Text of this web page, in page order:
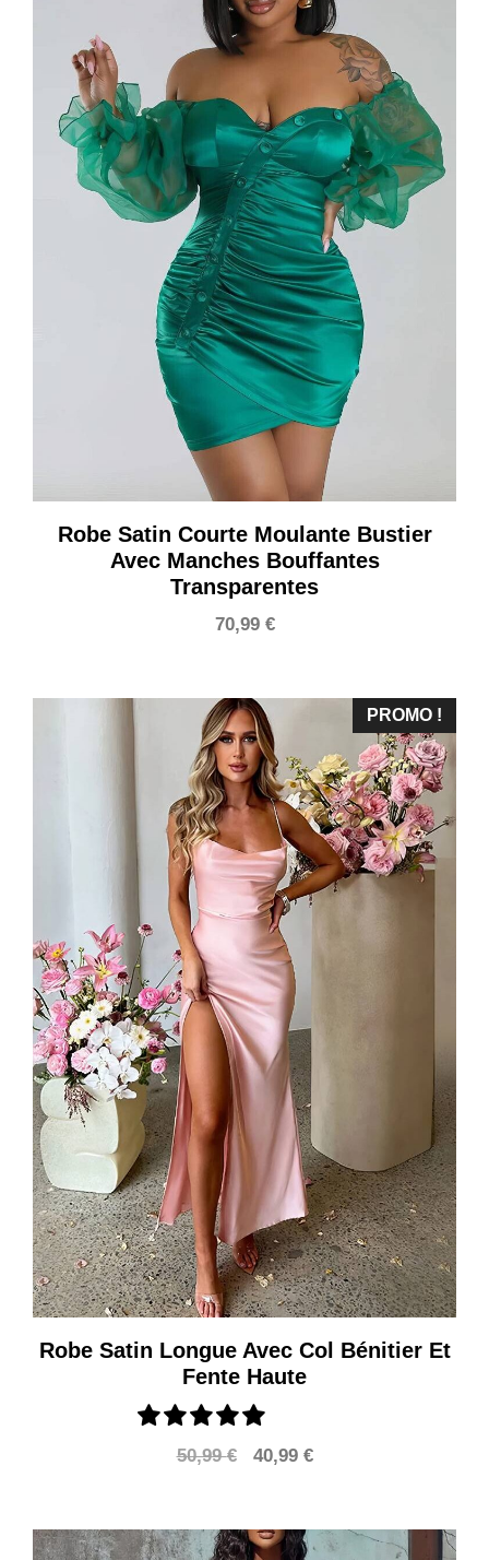
Robe Satin Courte Moulante Bustier
Avec Manches Bouffantes
Transparentes
70,99 €
PROMO !
Robe Satin Longue Avec Col Bénitier Et
Fente Haute
50,99€
Le
était :
40,99 €Le
est :